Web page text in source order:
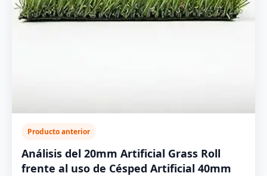
Producto anterior
Análisis del 20mm Artificial Grass Roll
frente al uso de Césped Artificial 40mm